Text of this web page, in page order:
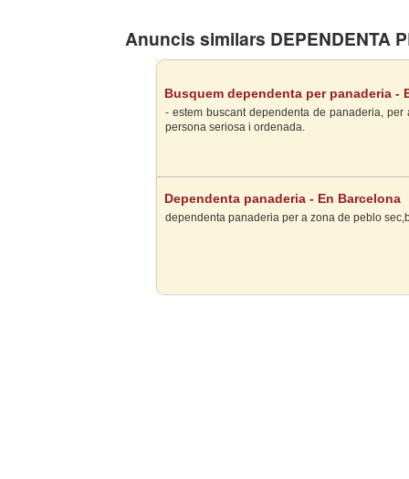
Anuncis similars DEPENDENTA
Busquem dependenta per panaderia -
- estem buscant dependenta de panaderia,
persona seriosa i ordenada.
Dependenta panaderia - En Barcelona
dependenta panaderia per a zona de peblo